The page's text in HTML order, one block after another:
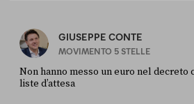
GIUSEPPE CONTE
MOVIMENTO 5 STELLE
Non hanno messo un euro nel decreto
liste d’attesa